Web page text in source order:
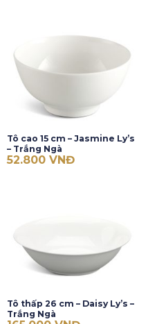
Tô cao 15 cm – Jasmine Ly’s
– Trắng Ngà
52.800 VNĐ
Tô thấp 26 cm – Daisy Ly’s –
Trắng Ngà